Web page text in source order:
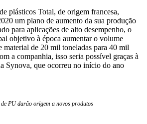
plásticos Total, de origem francesa,
um plano de aumento da sua produção
para aplicações de alto desempenho, o
objetivo à época aumentar o volume
material de 20 mil toneladas para 40 mil
a companhia, isso seria possível graças à
Synova, que ocorreu no início do ano
de PU darão origem a novos produtos